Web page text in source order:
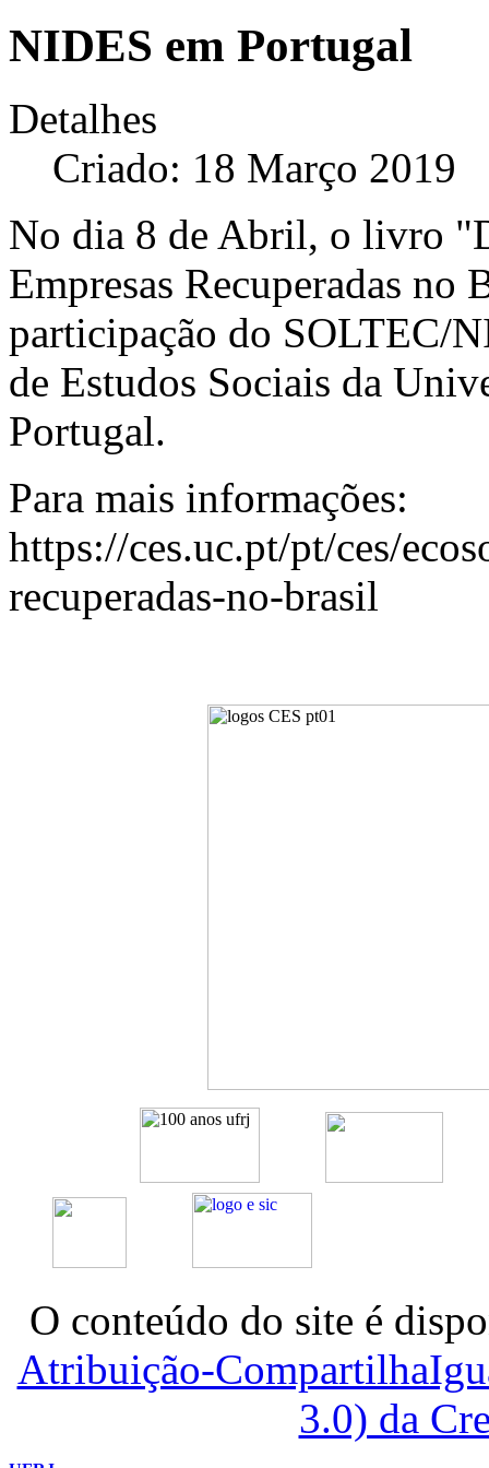
NIDES em Portugal
Detalhes
Criado: 18 Março 2019
No dia 8 de Abril, o livro
Empresas Recuperadas
participação do SOLTEC/
de Estudos Sociais da
Portugal.
Para mais informações:
https://ces.uc.pt/pt/ces/
recuperadas-no-brasil
O conteúdo do site é
Atribuição-
3.0) da